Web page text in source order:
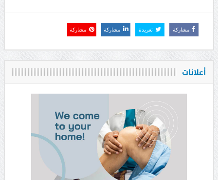
مشاركة تغريدة مشاركة مشاركة
أعلانات